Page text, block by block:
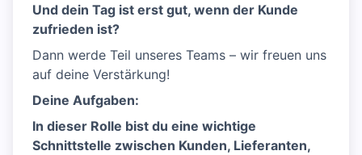
Und dein Tag ist erst gut, wenn der Kunde
zufrieden ist?
Dann werde Teil unseres Teams – wir freuen uns
auf deine Verstärkung!
Deine Aufgaben:
In dieser Rolle bist du eine wichtige
Schnittstelle zwischen Kunden, Lieferanten,